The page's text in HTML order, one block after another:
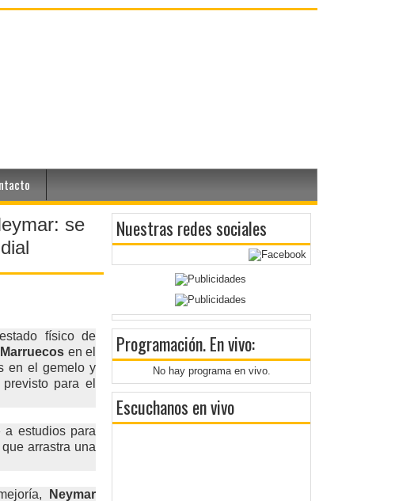
se
físico de
en el
en el gemelo y
previsto para el
a estudios para
arrastra una
Neymar
Nuestras redes sociales
Programación. En vivo:
No hay programa en vivo.
Escuchanos en vivo